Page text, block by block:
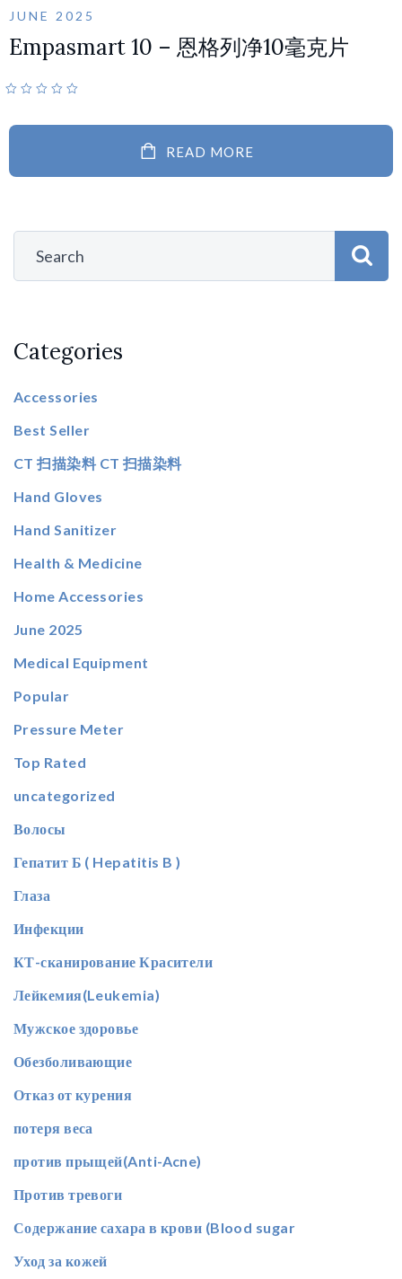
JUNE 2025
Empasmart 10 – 恩格列净10毫克片
READ MORE
Categories
Accessories
Best Seller
CT 扫描染料 CT 扫描染料
Hand Gloves
Hand Sanitizer
Health & Medicine
Home Accessories
June 2025
Medical Equipment
Popular
Pressure Meter
Top Rated
uncategorized
Волосы
Гепатит Б ( Hepatitis B )
Глаза
Инфекции
КТ-сканирование Красители
Лейкемия(Leukemia)
Мужское здоровье
Обезболивающие
Отказ от курения
потеря веса
против прыщей(Anti-Acne)
Против тревоги
Содержание сахара в крови (Blood sugar
Уход за кожей